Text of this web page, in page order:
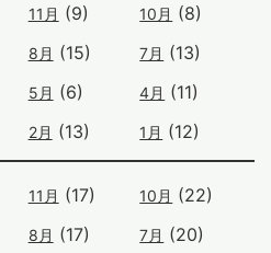
11月 (9) 10月 (8)
8月 (15) 7月 (13)
5月 (6) 4月 (11)
2月 (13) 1月 (12)
11月 (17) 10月 (22)
8月 (17) 7月 (20)